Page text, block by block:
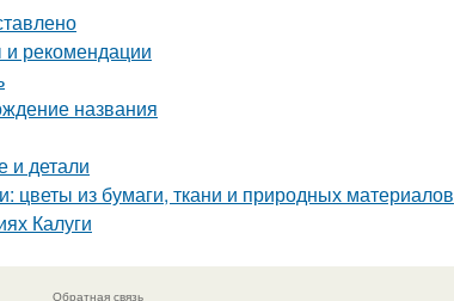
и рекомендации
названия
и детали
цветы из бумаги, ткани и природных материалов
Калуги
Обратная связь